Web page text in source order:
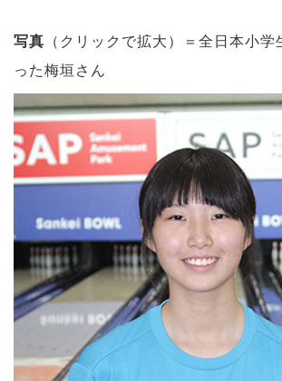
写真 （クリックで拡大）＝全日本小
った梅垣さん